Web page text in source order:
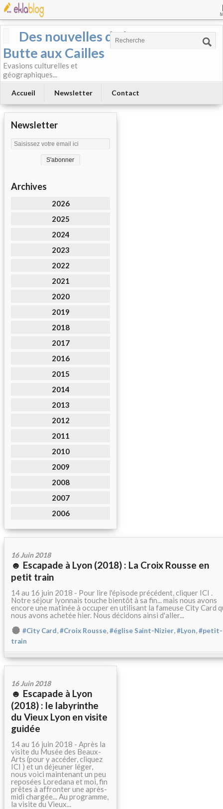
Des nouvelles de la
Butte aux Cailles
Evasions culturelles et
géographiques...
Accueil Newsletter Contact
Newsletter
Archives
2026
2025
2024
2023
2022
2021
2020
2019
2018
2017
2016
2015
2014
2013
2012
2011
2010
2009
2008
2007
2006
16 Juin 2018
☻ Escapade à Lyon (2018) : La Croix Rousse en
petit train
14 au 16 juin 2018 - Pour lire l'épisode précédent, cliquer ICI .
Notre séjour lyonnais touche bientôt à sa fin... mais nous avons
encore une matinée à occuper en utilisant la fameuse City Card
nous avons achetée hier. Nous décidons ainsi d'aller...
#City Card,#Croix Rousse,#église Saint-Nizier,#Lyon,#petit-
train
16 Juin 2018
☻ Escapade à Lyon
(2018) : le labyrinthe
du Vieux Lyon en visite
guidée
14 au 16 juin 2018 - Après la
visite du Musée des Beaux-
Arts (pour y accéder, cliquez
ICI ) et un déjeuner léger,
nous voici maintenant un peu
reposées Loredana et moi, fin
prêtes à affronter une après-
midi chargée... Au programme,
la visite du Vieux...